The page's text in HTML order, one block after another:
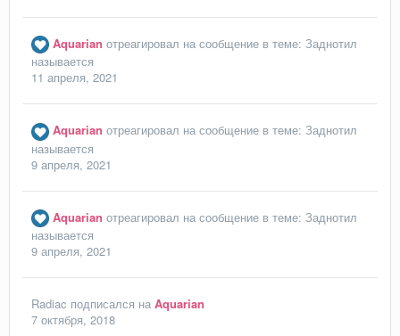
Aquarian отреагировал на сообщение в теме: Заднотил
называется
11 апреля, 2021
Aquarian отреагировал на сообщение в теме: Заднотил
называется
9 апреля, 2021
Aquarian отреагировал на сообщение в теме: Заднотил
называется
9 апреля, 2021
Radiac подписался на Aquarian
7 октября, 2018